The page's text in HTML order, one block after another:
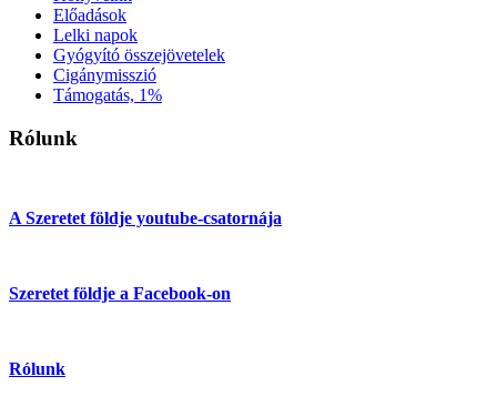
Előadások
Lelki napok
Gyógyító összejövetelek
Cigánymisszió
Támogatás, 1%
Rólunk
A Szeretet földje youtube-csatornája
Szeretet földje a Facebook-on
Rólunk